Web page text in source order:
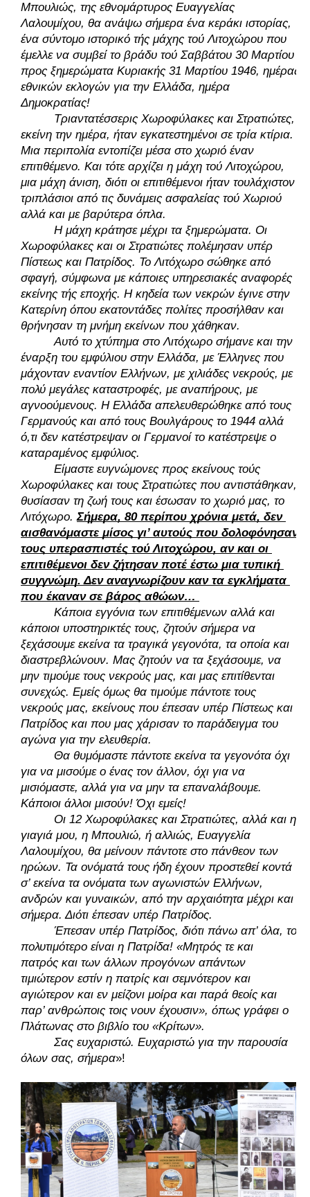
Μπουλιώς, της εθνομάρτυρος Ευαγγελίας
Λαλουμίχου, θα ανάψω σήμερα ένα κεράκι ιστορίας,
ένα σύντομο ιστορικό τής μάχης τού Λιτοχώρου που
έμελλε να συμβεί το βράδυ τού Σαββάτου 30 Μαρτίου
προς ξημερώματα Κυριακής 31 Μαρτίου 1946, ημέρας
εθνικών εκλογών για την Ελλάδα, ημέρα
Δημοκρατίας!
Τριαντατέσσερις Χωροφύλακες και Στρατιώτες,
εκείνη την ημέρα, ήταν εγκατεστημένοι σε τρία κτίρια.
Μια περιπολία εντοπίζει μέσα στο χωριό έναν
επιτιθέμενο. Και τότε αρχίζει η μάχη τού Λιτοχώρου,
μια μάχη άνιση, διότι οι επιτιθέμενοι ήταν τουλάχιστον
τριπλάσιοι από τις δυνάμεις ασφαλείας τού Χωριού
αλλά και με βαρύτερα όπλα.
Η μάχη κράτησε μέχρι τα ξημερώματα. Οι
Χωροφύλακες και οι Στρατιώτες πολέμησαν υπέρ
Πίστεως και Πατρίδος. Το Λιτόχωρο σώθηκε από
σφαγή, σύμφωνα με κάποιες υπηρεσιακές αναφορές
εκείνης τής εποχής. Η κηδεία των νεκρών έγινε στην
Κατερίνη όπου εκατοντάδες πολίτες προσήλθαν και
θρήνησαν τη μνήμη εκείνων που χάθηκαν.
Αυτό το χτύπημα στο Λιτόχωρο σήμανε και την
έναρξη του εμφύλιου στην Ελλάδα, με Έλληνες που
μάχονταν εναντίον Ελλήνων, με χιλιάδες νεκρούς, με
πολύ μεγάλες καταστροφές, με αναπήρους, με
αγνοούμενους. Η Ελλάδα απελευθερώθηκε από τους
Γερμανούς και από τους Βουλγάρους το 1944 αλλά
ό,τι δεν κατέστρεψαν οι Γερμανοί το κατέστρεψε ο
καταραμένος εμφύλιος.
Είμαστε ευγνώμονες προς εκείνους τούς
Χωροφύλακες και τους Στρατιώτες που αντιστάθηκαν,
θυσίασαν τη ζωή τους και έσωσαν το χωριό μας, το
Λιτόχωρο. Σήμερα, 80 περίπου χρόνια μετά, δεν
αισθανόμαστε μίσος γι’ αυτούς που δολοφόνησαν
τους υπερασπιστές τού Λιτοχώρου, αν και οι
επιτιθέμενοι δεν ζήτησαν ποτέ έστω μια τυπική
συγγνώμη. Δεν αναγνωρίζουν καν τα εγκλήματα
που έκαναν σε βάρος αθώων…
Κάποια εγγόνια των επιτιθέμενων αλλά και
κάποιοι υποστηρικτές τους, ζητούν σήμερα να
ξεχάσουμε εκείνα τα τραγικά γεγονότα, τα οποία και
διαστρεβλώνουν. Μας ζητούν να τα ξεχάσουμε, να
μην τιμούμε τους νεκρούς μας, και μας επιτίθενται
συνεχώς. Εμείς όμως θα τιμούμε πάντοτε τους
νεκρούς μας, εκείνους που έπεσαν υπέρ Πίστεως και
Πατρίδος και που μας χάρισαν το παράδειγμα του
αγώνα για την ελευθερία.
Θα θυμόμαστε πάντοτε εκείνα τα γεγονότα όχι
για να μισούμε ο ένας τον άλλον, όχι για να
μισιόμαστε, αλλά για να μην τα επαναλάβουμε.
Κάποιοι άλλοι μισούν! Όχι εμείς!
Οι 12 Χωροφύλακες και Στρατιώτες, αλλά και η
γιαγιά μου, η Μπουλιώ, ή αλλιώς, Ευαγγελία
Λαλουμίχου, θα μείνουν πάντοτε στο πάνθεον των
ηρώων. Τα ονόματά τους ήδη έχουν προστεθεί κοντά
σ’ εκείνα τα ονόματα των αγωνιστών Ελλήνων,
ανδρών και γυναικών, από την αρχαιότητα μέχρι και
σήμερα. Διότι έπεσαν υπέρ Πατρίδος.
Έπεσαν υπέρ Πατρίδος, διότι πάνω απ’ όλα, το
πολυτιμότερο είναι η Πατρίδα! «Μητρός τε και
πατρός και των άλλων προγόνων απάντων
τιμιώτερον εστίν η πατρίς και σεμνότερον και
αγιώτερον και εν μείζονι μοίρα και παρά θεοίς και
παρ’ ανθρώποις τοις νουν έχουσιν», όπως γράφει ο
Πλάτωνας στο βιβλίο του «Κρίτων».
Σας ευχαριστώ. Ευχαριστώ για την παρουσία
όλων σας, σήμερα»!